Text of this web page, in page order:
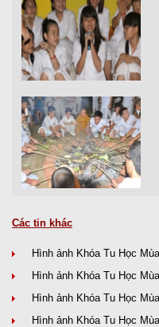
Các tin khác
Hình ảnh Khóa Tu Học
Hình ảnh Khóa Tu Học
Hình ảnh Khóa Tu Học
Hình ảnh Khóa Tu Học